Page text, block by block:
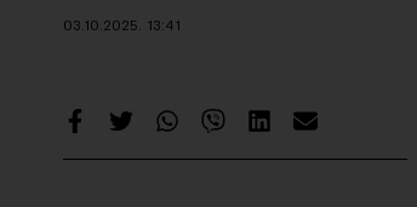
03.10.2025. 13:41